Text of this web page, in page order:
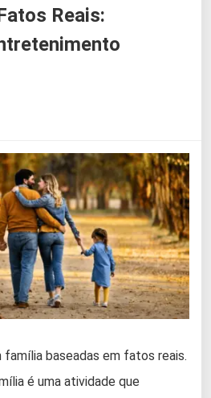
Reais:
família baseadas em fatos reais.
é uma atividade que